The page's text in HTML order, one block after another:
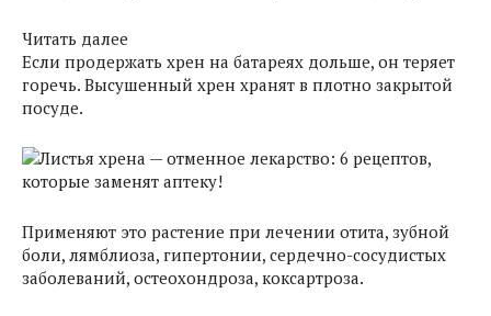
Читать далее
Если продержать хрен на батареях дольше, он теряет
горечь. Высушенный хрен хранят в плотно закрытой
посуде.
Применяют это растение при лечении отита, зубной
боли, лямблиоза, гипертонии, сердечно-сосудистых
заболеваний, остеохондроза, коксартроза.